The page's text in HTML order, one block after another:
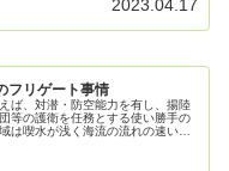
2023.04.17
フリゲート事情
ば、対潜・防空能力を有し、揚陸
等の護衛を任務とする使い勝手の
は喫水が浅く海流の流れの速い場